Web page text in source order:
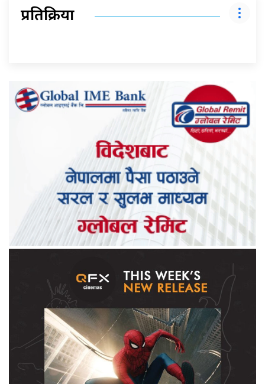
प्रतिक्रिया